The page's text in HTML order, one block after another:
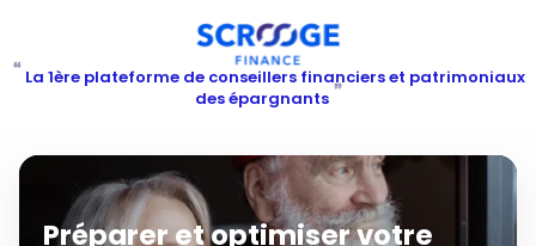
“ La 1ère plateforme de conseillers financiers et patrimoniaux
des épargnants ”
Préparer et optimiser votre